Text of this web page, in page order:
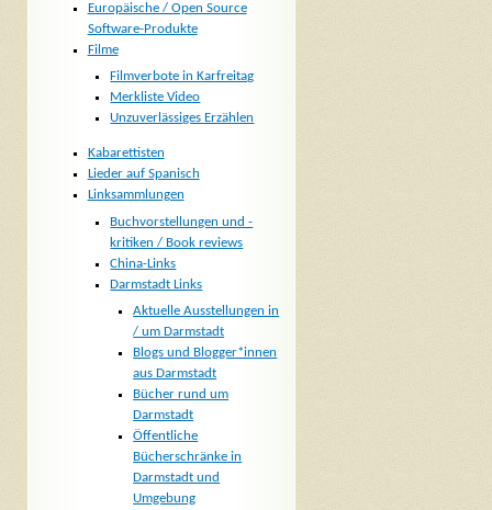
Europäische / Open Source
Software-Produkte
Filme
Filmverbote in Karfreitag
Merkliste Video
Unzuverlässiges Erzählen
Kabarettisten
Lieder auf Spanisch
Linksammlungen
Buchvorstellungen und -
kritiken / Book reviews
China-Links
Darmstadt Links
Aktuelle Ausstellungen in
/ um Darmstadt
Blogs und Blogger*innen
aus Darmstadt
Bücher rund um
Darmstadt
Öffentliche
Bücherschränke in
Darmstadt und
Umgebung